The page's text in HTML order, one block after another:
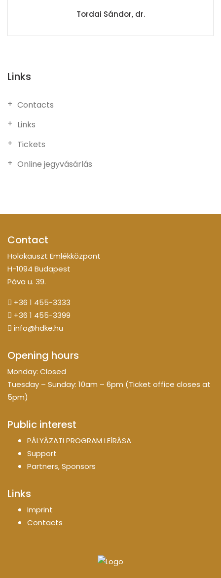
Tordai Sándor, dr.
Links
Contacts
Links
Tickets
Online jegyvásárlás
Contact
Holokauszt Emlékközpont
H-1094 Budapest
Páva u. 39.
+36 1 455-3333
+36 1 455-3399
info@hdke.hu
Opening hours
Monday: Closed
Tuesday – Sunday: 10am – 6pm (Ticket office closes at
5pm)
Public interest
PÁLYÁZATI PROGRAM LEÍRÁSA
Support
Partners, Sponsors
Links
Imprint
Contacts